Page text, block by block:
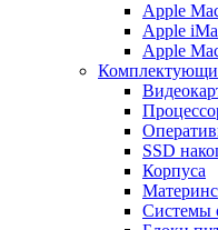
Apple
Apple
Apple
SSD
Корпуса
Системы